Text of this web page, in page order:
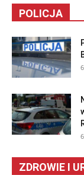
POLICJA
ZDROWIE I